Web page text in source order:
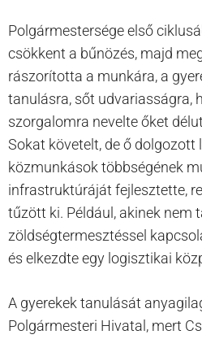
Polgármestersége első
csökkent a bűnözés, majd
rászorította a munkára, a
tanulásra, sőt udvariasságra,
szorgalomra nevelte őket
Sokat követelt, de ő dolgozott
közmunkások többségének
infrastruktúráját fejlesztette,
tűzött ki. Például, akinek nem
zöldségtermesztéssel
és elkezdte egy logisztikai
A gyerekek tanulását
Polgármesteri Hivatal, mert